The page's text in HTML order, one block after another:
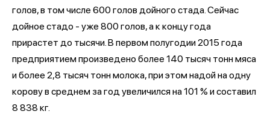
голов, в том числе 600 голов дойного стада. Сейчас
дойное стадо - уже 800 голов, а к концу года
прирастет до тысячи. В первом полугодии 2015 года
предприятием произведено более 140 тысяч тонн мяса
и более 2,8 тысяч тонн молока, при этом надой на одну
корову в среднем за год увеличился на 101 % и составил
8 838 кг.